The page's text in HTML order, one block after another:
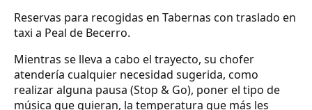
Reservas para recogidas en Tabernas con traslado en
taxi a Peal de Becerro.
Mientras se lleva a cabo el trayecto, su chofer
atendería cualquier necesidad sugerida, como
realizar alguna pausa (Stop & Go), poner el tipo de
música que quieran, la temperatura que más les